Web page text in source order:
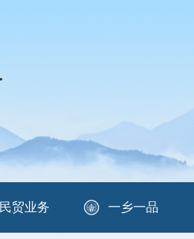
民贸业务 一乡一品